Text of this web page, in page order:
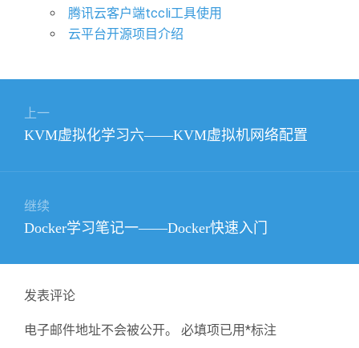
腾讯云客户端tccli工具使用
云平台开源项目介绍
上一
上
章：
KVM虚拟化学习六——KVM虚拟机网络配置
继续
下
文
章：
Docker学习笔记一——Docker快速入门
发表评论
电子邮件地址不会被公开。 必填项已用*标注